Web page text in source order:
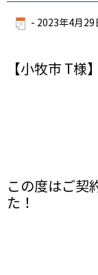
- 2023年4月29
【小牧市 T様】
この度はご契
た！